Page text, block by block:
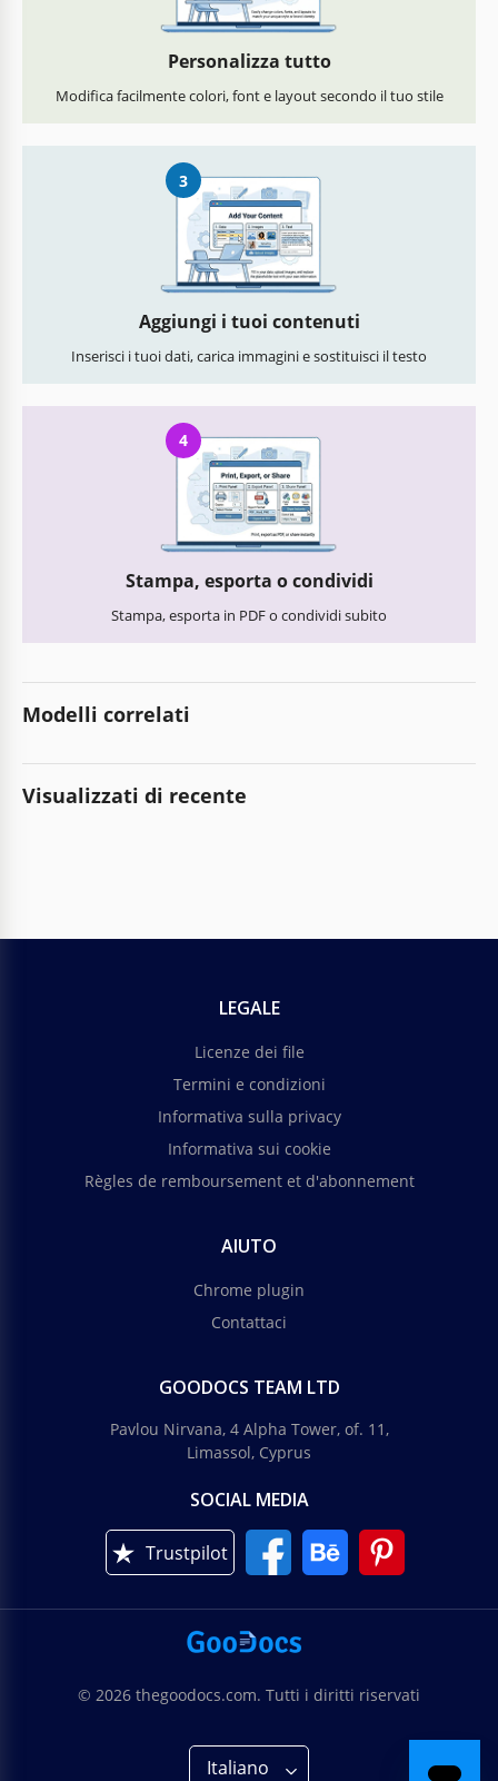
Personalizza tutto
Modifica facilmente colori, font e layout secondo il tuo stile
3
Aggiungi i tuoi contenuti
Inserisci i tuoi dati, carica immagini e sostituisci il testo
4
Stampa, esporta o condividi
Stampa, esporta in PDF o condividi subito
Modelli correlati
Visualizzati di recente
LEGALE
Licenze dei file
Termini e condizioni
Informativa sulla privacy
Informativa sui cookie
Règles de remboursement et d'abonnement
AIUTO
Chrome plugin
Contattaci
GOODOCS TEAM LTD
Pavlou Nirvana, 4 Alpha Tower, of. 11,
Limassol, Cyprus
SOCIAL MEDIA
Trustpilot
© 2026 thegoodocs.com. Tutti i diritti riservati
Italiano